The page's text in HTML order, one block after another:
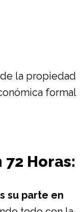
la propiedad
formal
Horas:
su parte en